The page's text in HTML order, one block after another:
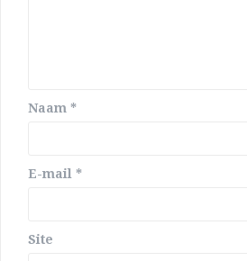
Naam *
E-mail *
Site